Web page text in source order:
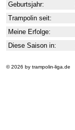
Geburtsjahr:
Trampolin seit:
Meine Erfolge:
Diese Saison in:
© 2026 by trampolin-liga.de